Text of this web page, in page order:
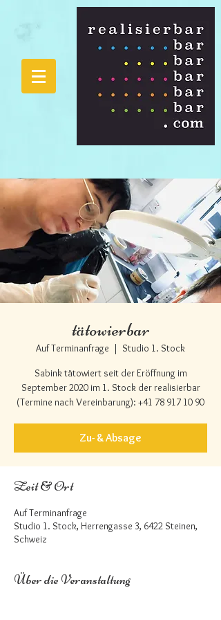
tätowierbar
Auf Terminanfrage
  |
Studio 1. Stock
Sabink tätowiert seit der Eröffnung im
September 2020 im 1. Stock der realisierbar
(Termine nach Vereinbarung): +41 78 917 10 90
Zu- & Absage
Zeit & Ort
Auf Terminanfrage
Studio 1. Stock, Herrengasse 3, 6422 Steinen,
Schweiz
Über die Veranstaltung